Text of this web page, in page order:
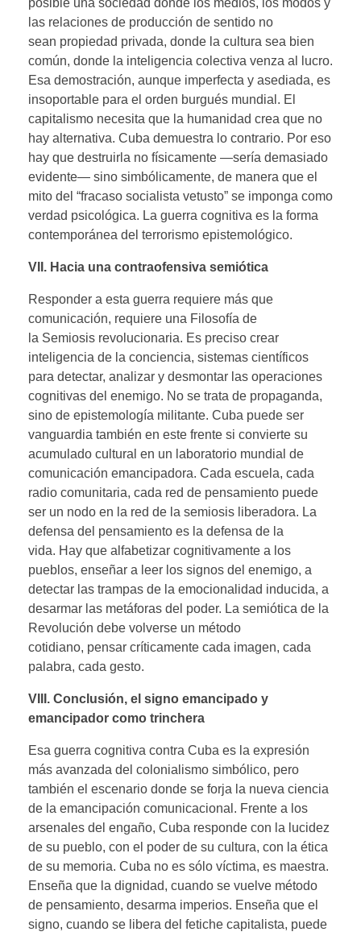
posible una sociedad donde los medios, los modos y
las relaciones de producción de sentido no
sean propiedad privada, donde la cultura sea bien
común, donde la inteligencia colectiva venza al lucro.
Esa demostración, aunque imperfecta y asediada, es
insoportable para el orden burgués mundial. El
capitalismo necesita que la humanidad crea que no
hay alternativa. Cuba demuestra lo contrario. Por eso
hay que destruirla no físicamente —sería demasiado
evidente— sino simbólicamente, de manera que el
mito del “fracaso socialista vetusto” se imponga como
verdad psicológica. La guerra cognitiva es la forma
contemporánea del terrorismo epistemológico.
VII. Hacia una contraofensiva semiótica
Responder a esta guerra requiere más que
comunicación, requiere una Filosofía de
la Semiosis revolucionaria. Es preciso crear
inteligencia de la conciencia, sistemas científicos
para detectar, analizar y desmontar las operaciones
cognitivas del enemigo. No se trata de propaganda,
sino de epistemología militante. Cuba puede ser
vanguardia también en este frente si convierte su
acumulado cultural en un laboratorio mundial de
comunicación emancipadora. Cada escuela, cada
radio comunitaria, cada red de pensamiento puede
ser un nodo en la red de la semiosis liberadora. La
defensa del pensamiento es la defensa de la
vida. Hay que alfabetizar cognitivamente a los
pueblos, enseñar a leer los signos del enemigo, a
detectar las trampas de la emocionalidad inducida, a
desarmar las metáforas del poder. La semiótica de la
Revolución debe volverse un método
cotidiano, pensar críticamente cada imagen, cada
palabra, cada gesto.
VIII. Conclusión, el signo emancipado y
emancipador como trinchera
Esa guerra cognitiva contra Cuba es la expresión
más avanzada del colonialismo simbólico, pero
también el escenario donde se forja la nueva ciencia
de la emancipación comunicacional. Frente a los
arsenales del engaño, Cuba responde con la lucidez
de su pueblo, con el poder de su cultura, con la ética
de su memoria. Cuba no es sólo víctima, es maestra.
Enseña que la dignidad, cuando se vuelve método
de pensamiento, desarma imperios. Enseña que el
signo, cuando se libera del fetiche capitalista, puede